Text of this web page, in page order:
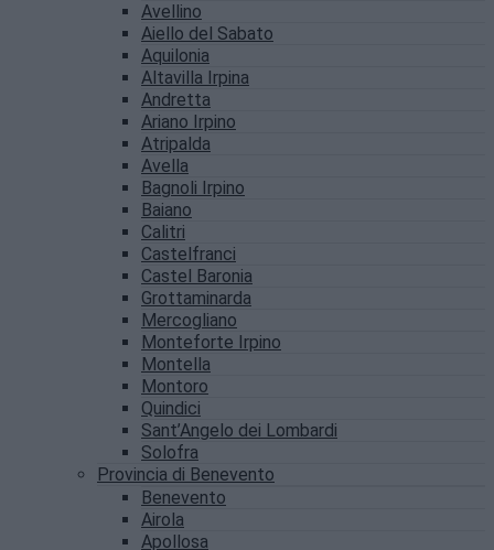
Avellino
Aiello del Sabato
Aquilonia
Altavilla Irpina
Andretta
Ariano Irpino
Atripalda
Avella
Bagnoli Irpino
Baiano
Calitri
Castelfranci
Castel Baronia
Grottaminarda
Mercogliano
Monteforte Irpino
Montella
Montoro
Quindici
Sant’Angelo dei Lombardi
Solofra
Provincia di Benevento
Benevento
Airola
Apollosa